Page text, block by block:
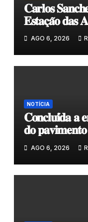
𝐂𝐚𝐫𝐥𝐨𝐬
𝐄𝐬𝐭𝐚𝐜̧𝐚̃𝐨 𝐝𝐚𝐬
AGO 6, 2026
NOTÍCIA
𝐂𝐨𝐧𝐜𝐥𝐮𝐢́𝐝𝐚 𝐚
𝐝𝐨
𝐂𝐨𝐯𝐚𝐬
AGO 6, 2026